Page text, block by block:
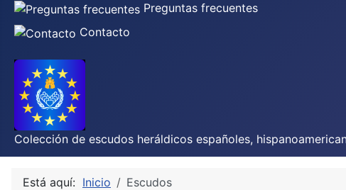
Preguntas frecuentes
Contacto
Colección de escudos heráldicos españoles,
Está aquí: Inicio Escudos